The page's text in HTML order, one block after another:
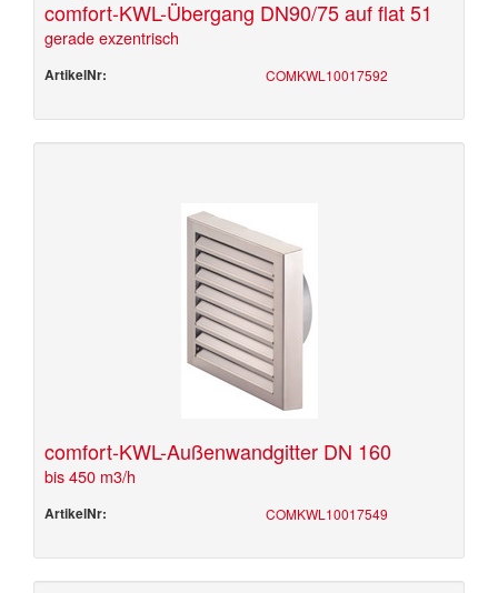
comfort-KWL-Übergang DN90/75 auf flat 51
gerade exzentrisch
ArtikelNr: COMKWL10017592
comfort-KWL-Außenwandgitter DN 160
bis 450 m3/h
ArtikelNr: COMKWL10017549